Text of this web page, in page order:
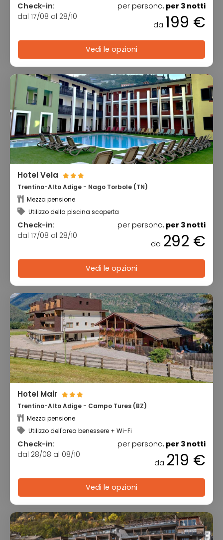
Check-in:
dal 17/08 al 28/10
per persona, per 3 notti
da 199 €
Vedi le opzioni
Hotel Vela
Trentino-Alto Adige - Nago Torbole (TN)
Mezza pensione
Utilizzo della piscina scoperta
Check-in:
dal 17/08 al 28/10
per persona, per 3 notti
da 292 €
Vedi le opzioni
Hotel Mair
Trentino-Alto Adige - Campo Tures (BZ)
Mezza pensione
Utilizzo dell'area benessere + Wi-Fi
Check-in:
dal 28/08 al 08/10
per persona, per 3 notti
da 219 €
Vedi le opzioni